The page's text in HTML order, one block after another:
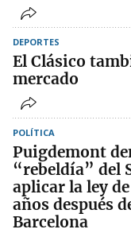
DEPORTES
El Clásico
mercado
POLÍTICA
Puigdemont
“rebeldía” del
aplicar la ley
años después
Barcelona